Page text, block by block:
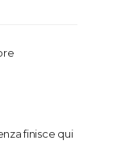
finisce qui